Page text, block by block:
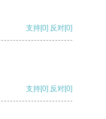
支持[0] 反对[0]
支持[0] 反对[0]